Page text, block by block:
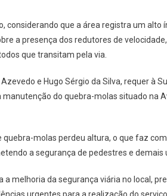
que a área registra um alto
a presença dos redutores de
que transitam pela via.
e Hugo Sérgio da Silva, requer à
do quebra-molas situado na
quebra-molas perdeu altura, o que faz
a segurança de pedestres e demais
melhoria da segurança viária no local,
urgentes para a realização do